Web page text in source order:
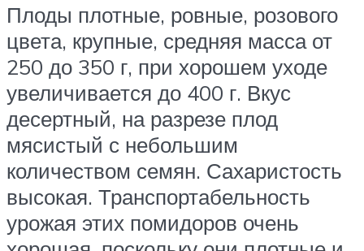
Плоды плотные, ровные, розового
цвета, крупные, средняя масса от
250 до 350 г, при хорошем уходе
увеличивается до 400 г. Вкус
десертный, на разрезе плод
мясистый с небольшим
количеством семян. Сахаристость
высокая. Транспортабельность
урожая этих помидоров очень